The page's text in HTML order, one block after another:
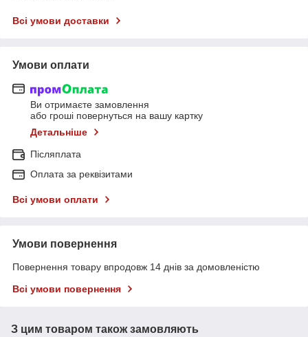
Всі умови доставки
Умови оплати
Ви отримаєте замовлення
або гроші повернуться на вашу картку
Детальніше
Післяплата
Оплата за реквізитами
Всі умови оплати
Умови повернення
Повернення товару впродовж 14 днів за домовленістю
Всі умови повернення
З цим товаром також замовляють